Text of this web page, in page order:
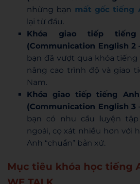
những bạn mất gốc tiếng
lại từ đầu.
Khóa giao tiếp
(Communication English 2
bạn đã vượt qua khóa
nâng cao trình độ và giao
Nam.
Khóa giao tiếp tiếng
(Communication English 3
bạn có nhu cầu luyện
ngoài, cọ xát nhiều hơn với
Anh “chuẩn” bản xứ.
Mục tiêu khóa học tiếng